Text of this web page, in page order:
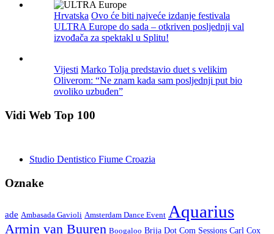
Hrvatska Ovo će biti najveće izdanje festivala
ULTRA Europe do sada – otkriven posljednji val
izvođača za spektakl u Splitu!
Vijesti Marko Tolja predstavio duet s velikim
Oliverom: “Ne znam kada sam posljednji put bio
ovoliko uzbuđen”
Vidi Web Top 100
Studio Dentistico Fiume Croazia
Oznake
ade Ambasada Gavioli Amsterdam Dance Event Aquarius
Armin van Buuren Boogaloo Brija Dot Com Sessions Carl Cox